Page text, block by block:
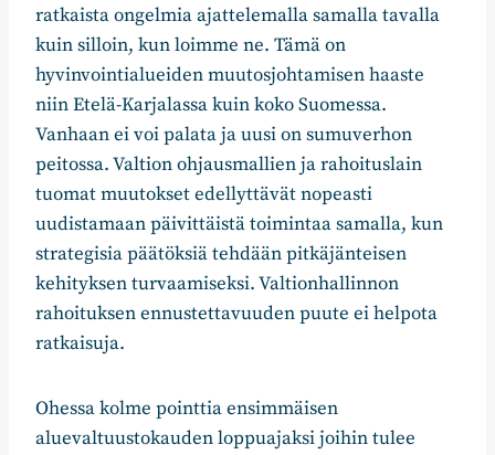
ratkaista ongelmia ajattelemalla samalla tavalla
kuin silloin, kun loimme ne. Tämä on
hyvinvointialueiden muutosjohtamisen haaste
niin Etelä-Karjalassa kuin koko Suomessa.
Vanhaan ei voi palata ja uusi on sumuverhon
peitossa. Valtion ohjausmallien ja rahoituslain
tuomat muutokset edellyttävät nopeasti
uudistamaan päivittäistä toimintaa samalla, kun
strategisia päätöksiä tehdään pitkäjänteisen
kehityksen turvaamiseksi. Valtionhallinnon
rahoituksen ennustettavuuden puute ei helpota
ratkaisuja.
Ohessa kolme pointtia ensimmäisen
aluevaltuustokauden loppuajaksi joihin tulee